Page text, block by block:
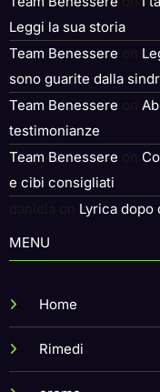
Team Benessere
I
Leggi la sua storia
Team Benessere
sono guarite dalla
Team Benessere
testimonianze
Team Benessere
e cibi consigliati
Lyrica dopo
MENU
Home
Rimedi